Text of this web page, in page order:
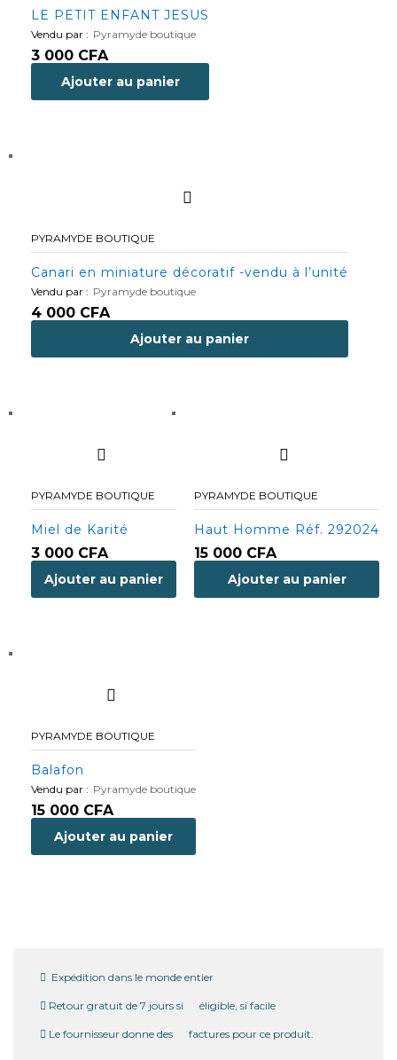
LE PETIT ENFANT JESUS
Vendu par : Pyramyde boutique
3 000 CFA
Ajouter au panier
PYRAMYDE BOUTIQUE
Canari en miniature décoratif -vendu à l’unité
Vendu par : Pyramyde boutique
4 000 CFA
Ajouter au panier
PYRAMYDE BOUTIQUE
Miel de Karité
3 000 CFA
Ajouter au panier
PYRAMYDE BOUTIQUE
Haut Homme Réf. 292024
15 000 CFA
Ajouter au panier
PYRAMYDE BOUTIQUE
Balafon
Vendu par : Pyramyde boutique
15 000 CFA
Ajouter au panier
Expédition dans le monde entier
Retour gratuit de 7 jours si éligible, si facile
Le fournisseur donne des factures pour ce produit.